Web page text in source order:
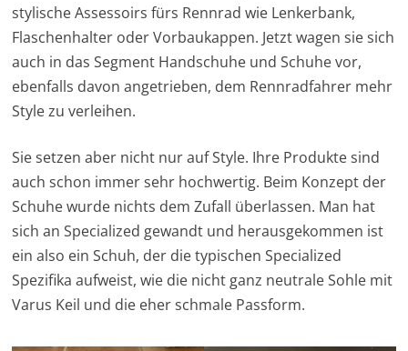
stylische Assessoirs fürs Rennrad wie Lenkerbank,
Flaschenhalter oder Vorbaukappen. Jetzt wagen sie sich
auch in das Segment Handschuhe und Schuhe vor,
ebenfalls davon angetrieben, dem Rennradfahrer mehr
Style zu verleihen.
Sie setzen aber nicht nur auf Style. Ihre Produkte sind
auch schon immer sehr hochwertig. Beim Konzept der
Schuhe wurde nichts dem Zufall überlassen. Man hat
sich an Specialized gewandt und herausgekommen ist
ein also ein Schuh, der die typischen Specialized
Spezifika aufweist, wie die nicht ganz neutrale Sohle mit
Varus Keil und die eher schmale Passform.